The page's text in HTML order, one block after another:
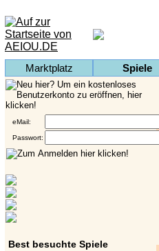
Marktplatz Spiele
eMail:
Passwort:
Best besuchte Spiele